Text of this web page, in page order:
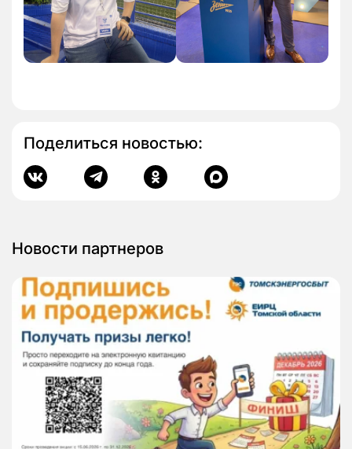
Поделиться новостью:
Новости партнеров